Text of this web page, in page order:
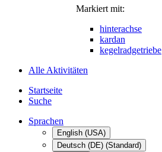
Markiert mit:
hinterachse
kardan
kegelradgetriebe
Alle Aktivitäten
Startseite
Suche
Sprachen
English (USA)
Deutsch (DE) (Standard)